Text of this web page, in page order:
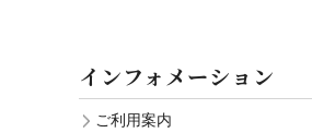
インフォメーション
ご利用案内